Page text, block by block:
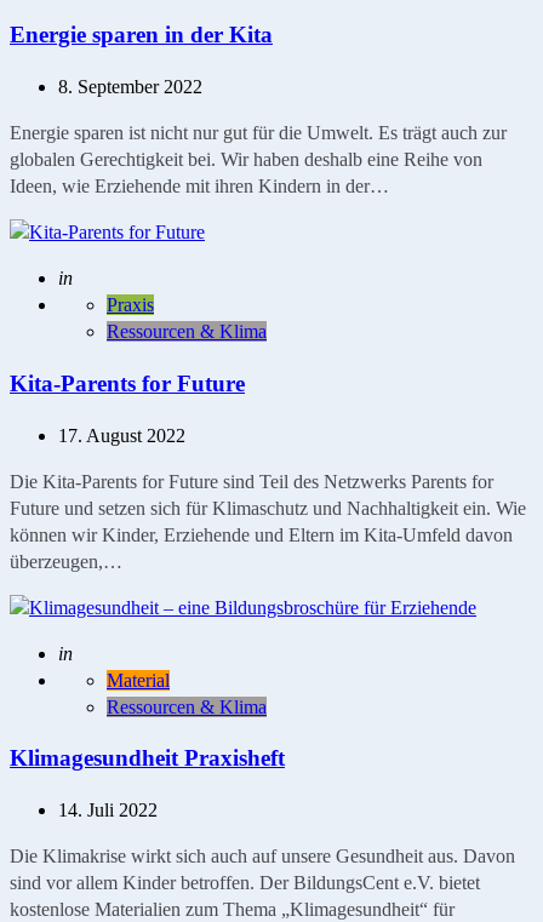
Energie sparen in der Kita
8. September 2022
Energie sparen ist nicht nur gut für die Umwelt. Es trägt auch zur
globalen Gerechtigkeit bei. Wir haben deshalb eine Reihe von
Ideen, wie Erziehende mit ihren Kindern in der…
Geschrieben
in
Praxis
Ressourcen & Klima
Kita-Parents for Future
17. August 2022
Die Kita-Parents for Future sind Teil des Netzwerks Parents for
Future und setzen sich für Klimaschutz und Nachhaltigkeit ein. Wie
können wir Kinder, Erziehende und Eltern im Kita-Umfeld davon
überzeugen,…
Geschrieben
in
Material
Ressourcen & Klima
Klimagesundheit Praxisheft
14. Juli 2022
Die Klimakrise wirkt sich auch auf unsere Gesundheit aus. Davon
sind vor allem Kinder betroffen. Der BildungsCent e.V. bietet
kostenlose Materialien zum Thema „Klimagesundheit“ für